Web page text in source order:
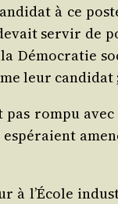
à ce
ser­vir de
Démo­cra­tie
leur can­di­dat
rom­pu
à l’École